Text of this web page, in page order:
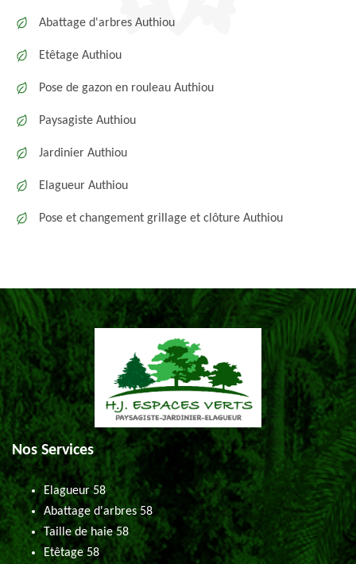
Abattage d'arbres Authiou
Etêtage Authiou
Pose de gazon en rouleau Authiou
Paysagiste Authiou
Jardinier Authiou
Elagueur Authiou
Pose et changement grillage et clôture Authiou
Nos Services
Elagueur 58
Abattage d'arbres 58
Taille de haie 58
Etêtage 58